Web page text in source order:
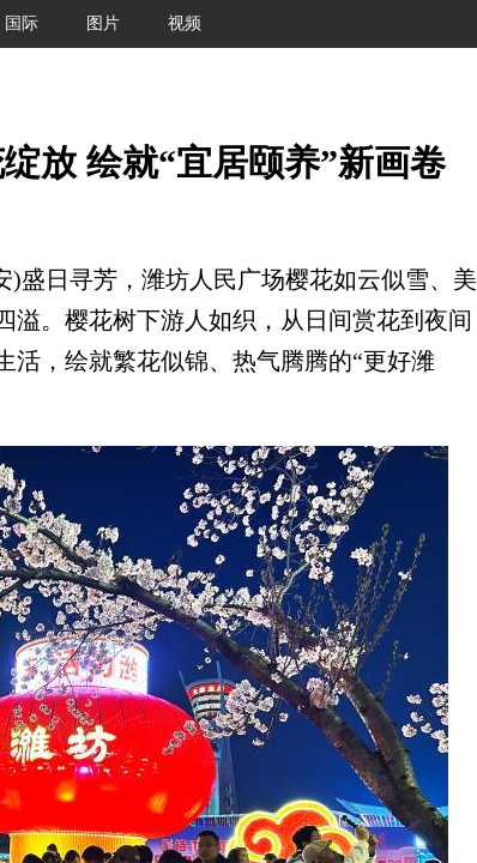
国际 图片 视频
放 绘就“宜居颐养”新画卷
日寻芳，潍坊人民广场樱花如云似雪、美
溢。樱花树下游人如织，从日间赏花到夜间
活，绘就繁花似锦、热气腾腾的“更好潍